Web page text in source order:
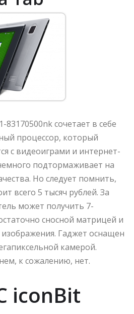
83170500nk сочетает в себе
процессор, который
с видеоиграми и интернет-
подтормаживает на
Но следует помнить,
всего 5 тысяч рублей. За
может получить 7-
сносной матрицей и
Гаджет оснащен
камерой.
к сожалению, нет.
iconBit